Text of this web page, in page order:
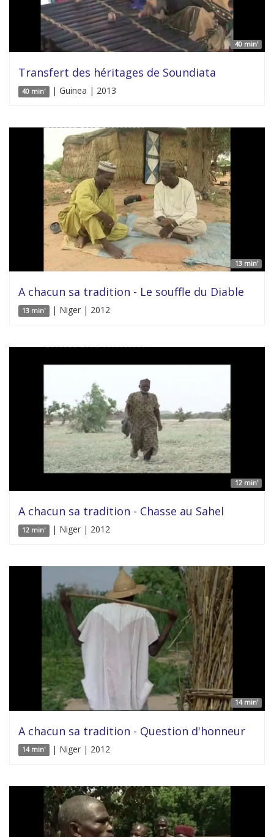
40 min'
Transfert des héritages de Soundiata
40 min' | Guinea | 2013
13 min'
A chacun sa tradition - Le souffle du Diable
13 min' | Niger | 2012
12 min'
A chacun sa tradition - Chasse au Sahel
12 min' | Niger | 2012
14 min'
A chacun sa tradition - Question d'honneur
14 min' | Niger | 2012